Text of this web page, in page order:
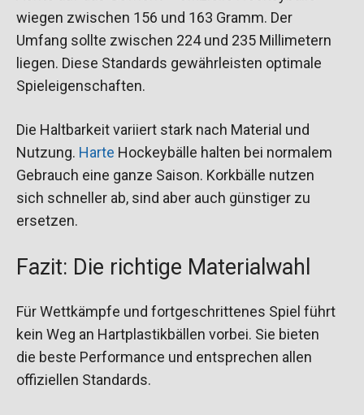
wiegen zwischen 156 und 163 Gramm. Der
Umfang sollte zwischen 224 und 235 Millimetern
liegen. Diese Standards gewährleisten optimale
Spieleigenschaften.
Die Haltbarkeit variiert stark nach Material und
Nutzung. Harte Hockeybälle halten bei normalem
Gebrauch eine ganze Saison. Korkbälle nutzen
sich schneller ab, sind aber auch günstiger zu
ersetzen.
Fazit: Die richtige Materialwahl
Für Wettkämpfe und fortgeschrittenes Spiel führt
kein Weg an Hartplastikbällen vorbei. Sie bieten
die beste Performance und entsprechen allen
offiziellen Standards.